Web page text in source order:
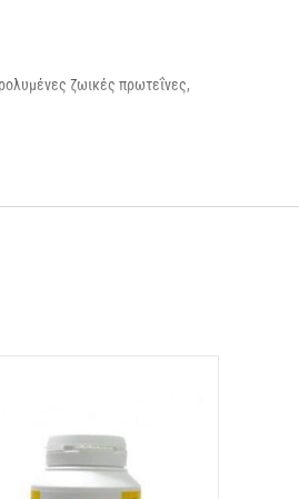
ζωικές πρωτεΐνες,
ιωδιούχο ασβέστιο 2.4mg,